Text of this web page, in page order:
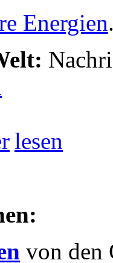
Energien
lesen
von den